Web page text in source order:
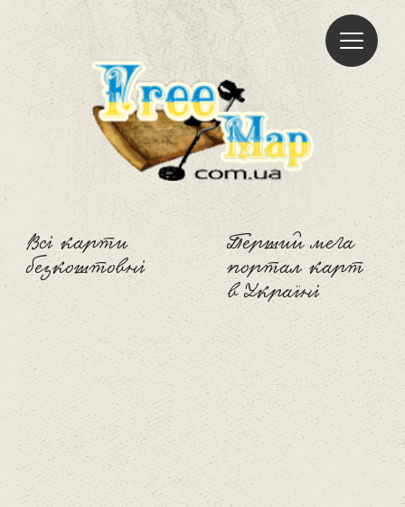
Всі карти
безкоштовні
Freemap
Перший мега
портал карт
в Україні